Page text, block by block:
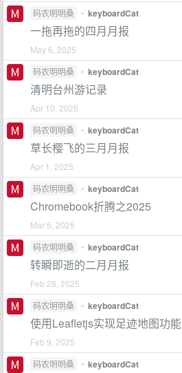
码农明明桑
• keyboardCat
一拖再拖的四月月报
May 6, 2025
码农明明桑
• keyboardCat
清明台州游记录
Apr 10, 2025
码农明明桑
• keyboardCat
草长樱飞的三月月报
Apr 1, 2025
码农明明桑
• keyboardCat
Chromebook折腾之2025
Mar 5, 2025
码农明明桑
• keyboardCat
转瞬即逝的二月月报
Feb 28, 2025
码农明明桑
• keyboardCat
使用Leafletjs实现足迹地图功能
Feb 9, 2025
码农明明桑
• keyboardCat